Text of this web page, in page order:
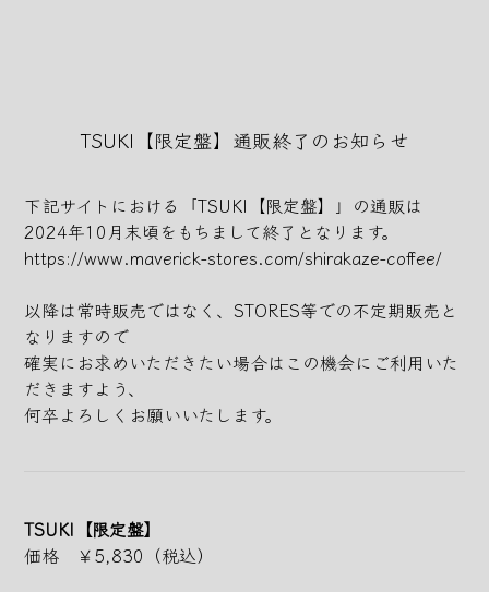
TSUKI【限定盤】通販終了のお知らせ
下記サイトにおける「TSUKI【限定盤】」の通販は
2024年10月末頃をもちまして終了となります。
https://www.maverick-stores.com/shirakaze-coffee/
以降は常時販売ではなく、STORES等での不定期販売と
なりますので
確実にお求めいただきたい場合はこの機会にご利用いた
だきますよう、
何卒よろしくお願いいたします。
TSUKI【限定盤】
価格 ￥5,830（税込）